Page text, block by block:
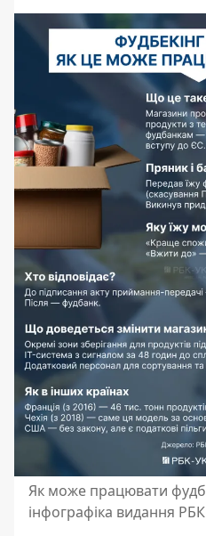
Як може працювати
інфографіка видання